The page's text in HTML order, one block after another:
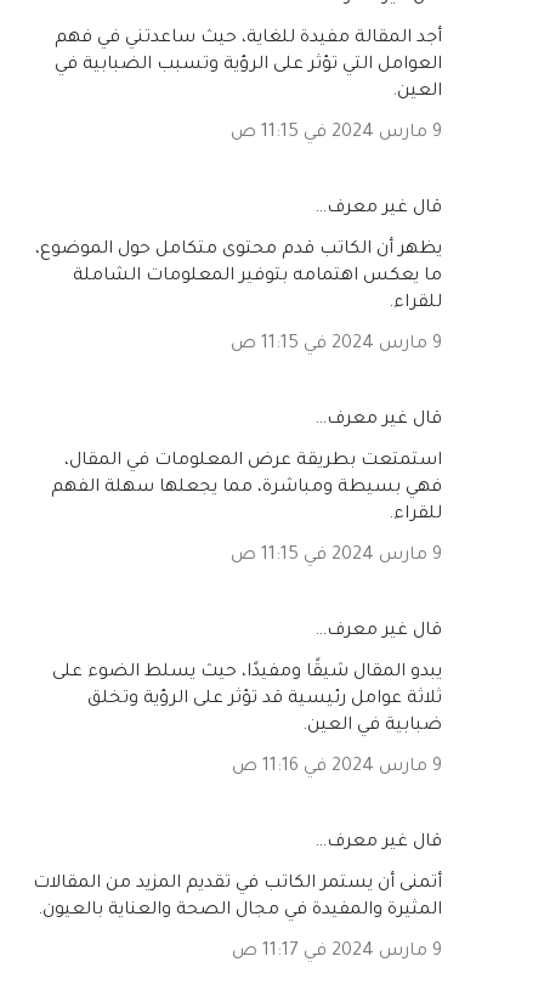
أجد المقالة مفيدة للغاية، حيث ساعدتني في فهم
العوامل التي تؤثر على الرؤية وتسبب الضبابية في
العين.
9 مارس 2024 في 11:15 ص
‏قال غير معرف…
يظهر أن الكاتب قدم محتوى متكامل حول الموضوع،
ما يعكس اهتمامه بتوفير المعلومات الشاملة
للقراء.
9 مارس 2024 في 11:15 ص
‏قال غير معرف…
استمتعت بطريقة عرض المعلومات في المقال،
فهي بسيطة ومباشرة، مما يجعلها سهلة الفهم
للقراء.
9 مارس 2024 في 11:15 ص
‏قال غير معرف…
يبدو المقال شيقًا ومفيدًا، حيث يسلط الضوء على
ثلاثة عوامل رئيسية قد تؤثر على الرؤية وتخلق
ضبابية في العين.
9 مارس 2024 في 11:16 ص
‏قال غير معرف…
أتمنى أن يستمر الكاتب في تقديم المزيد من المقالات
المثيرة والمفيدة في مجال الصحة والعناية بالعيون.
9 مارس 2024 في 11:17 ص